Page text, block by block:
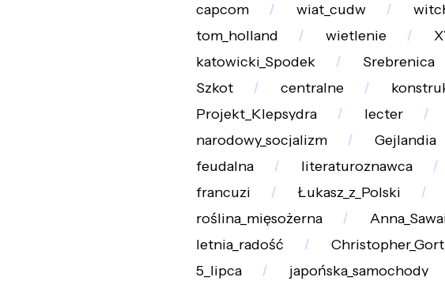
capcom
wiat_cudw
tom_holland
wietlenie
katowicki_Spodek
Srebrenica
Szkot
centralne
Projekt_Klepsydra
lecter
narodowy_socjalizm
Gejlandia
feudalna
literaturoznawca
francuzi
Łukasz_z_Polski
roślina_mięsożerna
letnia_radość
5_lipca
japońska_samochody